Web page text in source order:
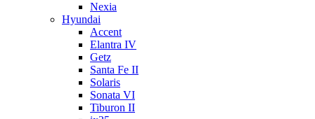
Nexia
Hyundai
Accent
Elantra IV
Getz
Santa Fe II
Solaris
Sonata VI
Tiburon II